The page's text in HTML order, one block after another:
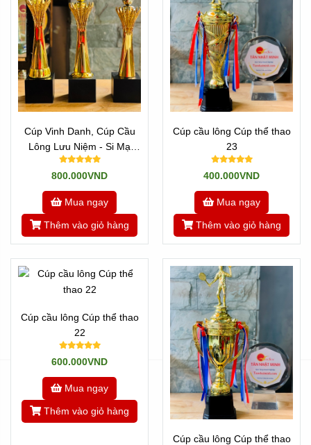
Là những sản phẩm như Pha lê và thủy tinh. Với pha lê
chúng tôi nhập phôi pha lê về và chế tác theo yêu cầu. Còn
nếu thủy tinh thì ở Việt nam rất nhiều. Tân Nhật Minh tự
hào đáp ựng được mọi mẫu mã yêu cầu,cúp pha lê
tennis
được chế tác trong nước, có thể làm theo mọi hình
dạng và kích thước. Linh động trong nội dung và hình thức.
Có thể điêu khắc theo bất kỳ hình dạng logo hay hình ảnh
Cúp Sản xuất ở Việt nam
- Lợi ích dòng sản phẩm này là: Linh động nội dung và
hình thức. Mẫu mã làm theo mọi yêu cầu.
- Nhược điểm: Vì công nghệ VN không đủ để chế tác pha
lê, nên cũng không thể làm những sản phẩm Quá tinh tế
như dòng nhập được. Mà độ tinh tế chỉ bằng khoảng 85-
90% hàng nhập.
Đến với Tân Nhật Minh, chúng tôi có cả 2 dòng sản phẩm
để quí khách lựa chọn.
Cúp Vinh Danh, Cúp Cầu
Lông Lưu Niệm - Si Mạ
Vàng
800.000VND
Mua ngay
Thêm vào giỏ hàng
Cúp cầu lông Cúp thể thao
23
400.000VND
Mua ngay
Thêm vào giỏ hàng
Cúp cầu lông Cúp thể thao
22
600.000VND
Mua ngay
Thêm vào giỏ hàng
Cúp cầu lông Cúp thể thao